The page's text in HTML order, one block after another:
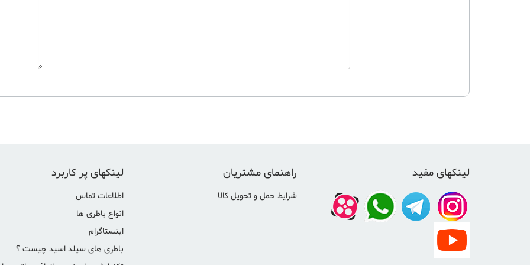
لینکهای مفید راهنمای مشتریان
شرایط حمل و تحویل کالا
لینکهای پر کاربرد
اطلاعات تماس
انواع باطری ها
اینستاگرام
باطری های سیلد اسید چیست ؟